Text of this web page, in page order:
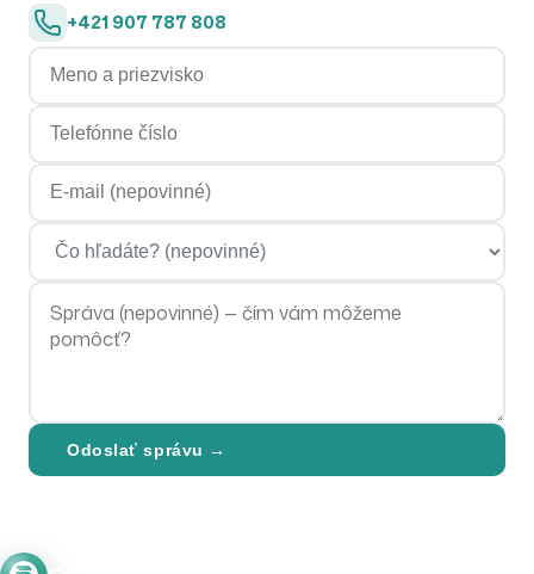
+421 907 787 808
Meno a priezvisko
Telefónne číslo
E-mailová adresa
Čo hľadáte?
Správa
Odoslať správu →